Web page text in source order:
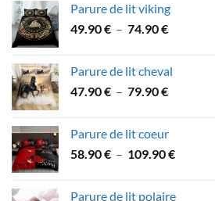
53.60 €
à
Parure de lit viking
49.90€ – 74.90€Plage
49.90 €
à
Parure de lit cheval
47.90€ – 79.90€Plage
à
Parure de lit coeur
58.90€ – 109.90€Plage
Parure de lit polaire